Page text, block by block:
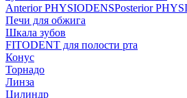
Anterior PHYSIODENSPosterior
Печи для обжига
Шкала зубов
FITODENT для полости рта
Конус
Торнадо
Линза
Цилиндр